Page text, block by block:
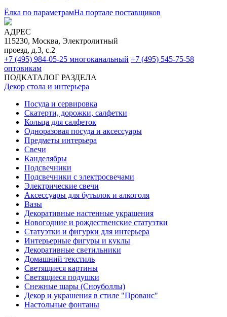
Ёлка по параметрамНа портале поставщиков
АДРЕС
115230, Москва, Электролитный
проезд, д.3, с.2
+7 (495) 984-05-25 многоканальный +7 (495) 545-75-58
оптовикам
ПОДКАТАЛОГ РАЗДЕЛА
Декор стола и интерьера
Посуда и сервировка
Скатерти, дорожки, салфетки
Кольца для салфеток
Одноразовая посуда и аксессуары
Предметы интерьера
Свечи
Канделябры
Подсвечники
Подсвечники с электросвечами
Электрические свечи
Аксессуары для бутылок и алкоголя
Вазы
Декоративные настенные украшения
Новогодние и рождественские статуэтки
Статуэтки и фигурки для интерьера
Интерьерные фигуры и куклы
Декоративные светильники
Домашний текстиль
Светящиеся картины
Светящиеся подушки
Снежные шары (Сноуболлы)
Декор и украшения в стиле "Прованс"
Настольные фонтаны